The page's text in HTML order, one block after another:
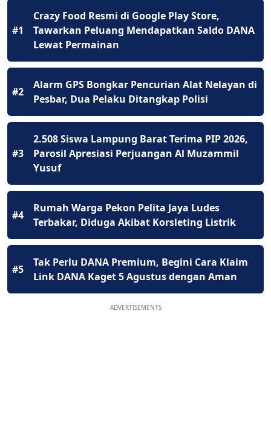
#1
Crazy Food Resmi di Google Play Store,
Tawarkan Peluang Mendapatkan Saldo DANA
Lewat Permainan
#2
Alarm GPS Bongkar Pencurian Alat Nelayan di
Pesbar, Dua Pelaku Ditangkap Polisi
#3
2.508 Siswa Lampung Barat Terima PIP 2026,
Parosil Apresiasi Perjuangan Al Muzammil
Yusuf
#4
Rumah Warga Pekon Pelita Jaya Ludes
Terbakar, Diduga Akibat Korsleting Listrik
#5
Tak Perlu DANA Premium, Begini Cara Klaim
Link DANA Kaget 5 Agustus dengan Aman
ADVERTISEMENTS